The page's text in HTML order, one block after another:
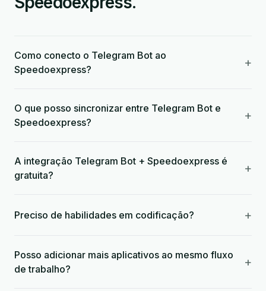
Como conecto o Telegram Bot ao
Speedoexpress?
+
O que posso sincronizar entre Telegram Bot e
Speedoexpress?
+
A integração Telegram Bot + Speedoexpress é
gratuita?
+
Preciso de habilidades em codificação? +
Posso adicionar mais aplicativos ao mesmo fluxo
de trabalho?
+